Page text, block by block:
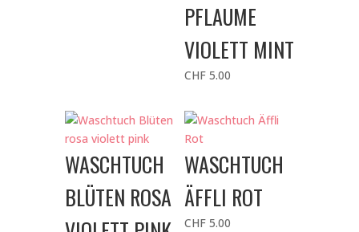
PFLAUME
VIOLETT MINT
CHF5.00
WASCHTUCH
BLÜTEN ROSA
WASCHTUCH
ÄFFLI ROT
CHF5.00